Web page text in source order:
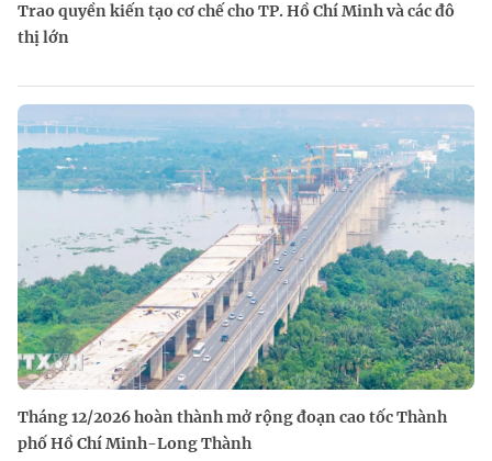
Trao quyền kiến tạo cơ chế cho TP. Hồ Chí Minh và các đô
thị lớn
Tháng 12/2026 hoàn thành mở rộng đoạn cao tốc Thành
phố Hồ Chí Minh-Long Thành